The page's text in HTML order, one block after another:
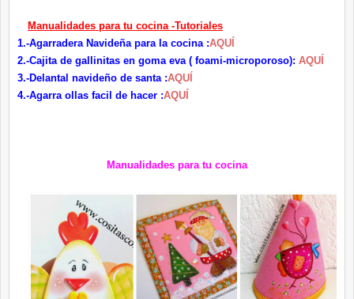
Manualidades para tu cocina -Tutoriales
1.-Agarradera Navideña para la cocina :AQUÍ
2.-Cajita de gallinitas en goma eva ( foami-microporoso): AQUÍ
3.-Delantal navideño de santa :AQUÍ
4.-Agarra ollas facil de hacer :AQUÍ
Manualidades para tu cocina